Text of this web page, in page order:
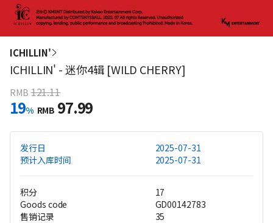
ICHILLIN'
ICHILLIN' - 迷你4辑 [WILD CHERRY]
RMB 121.11
19% RMB 97.99
发行日
2025-07-31
预计入库时间
2025-07-31
积分
17
Goods code
GD00142783
售销记录
35